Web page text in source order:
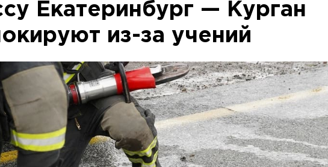
Екатеринбург — Курган
из-за учений